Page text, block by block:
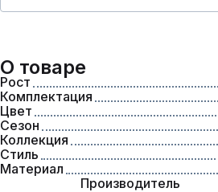
О товаре
Рост
Комплектация
Цвет
Сезон
Коллекция
Стиль
Материал
Производитель